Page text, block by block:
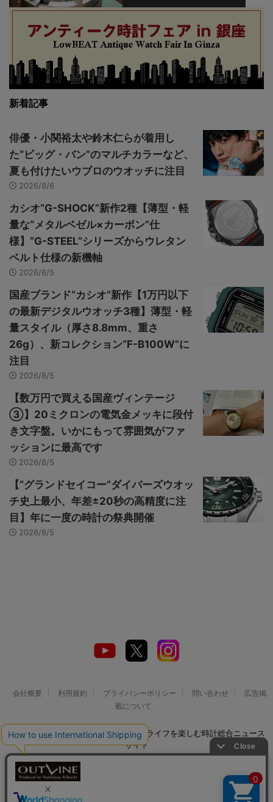
新着記事
俳優・小関裕太や鈴木仁らが着用し
た“ビッグ・バン”のマルチカラーなど、
夏も付けたいウブロのウオッチに注目
2026/8/6
カシオ“G-SHOCK”新作2種【薄型・軽
量な“メタルベゼル×カーボン”仕
様】“G-STEEL”シリーズからウレタン
ベルト仕様の新機軸
2026/8/5
国産ブランド“カシオ”新作【1万円以下
の最新デジタルウオッチ3種】薄型・軽
量スタイル（厚さ8.8mm、重さ
26g）、新コレクション“F-B100W”に
注目
2026/8/5
【数万円で買える国産ヴィンテージ
③】20ミクロンの電気金メッキに段付
き文字盤。いかにもって雰囲気がファ
ッションに最高です
2026/8/5
【“グランドセイコー”ダイバーズウオッ
チ史上最小、年差±20秒の高精度に注
目】年に一度の時計の祭典開催
2026/8/5
会社概要 利用規約 プライバシーポリシー 問い合わせ
広告掲
載について
© 2026 Watch LIFE NEWS｜ウオッチライフを楽しむ時計総合ニュース
サイト